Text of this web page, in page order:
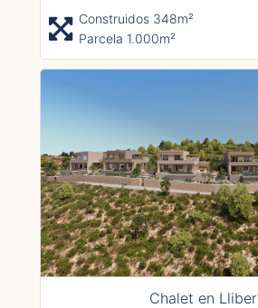
Construidos 348m²
Parcela 1.000m²
Chalet en Lliber